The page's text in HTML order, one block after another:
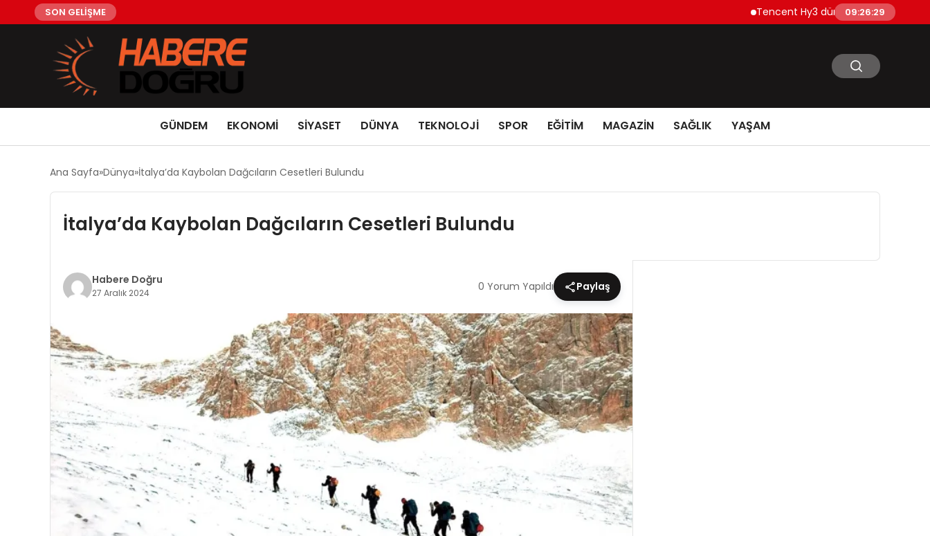
SON GELİŞME Tencent Hy3 dünya genelinde
09:26:30
GÜNDEM EKONOMİ SİYASET DÜNYA TEKNOLOJİ SPOR EĞİTİM MAGAZİN SAĞLIK YAŞAM
Ana Sayfa Dünya İtalya’da Kaybolan Dağcıların Cesetleri Bulundu
İtalya’da Kaybolan Dağcıların Cesetleri Bulundu
Habere Doğru
27 Aralık 2024 0 Yorum Yapıldı Paylaş